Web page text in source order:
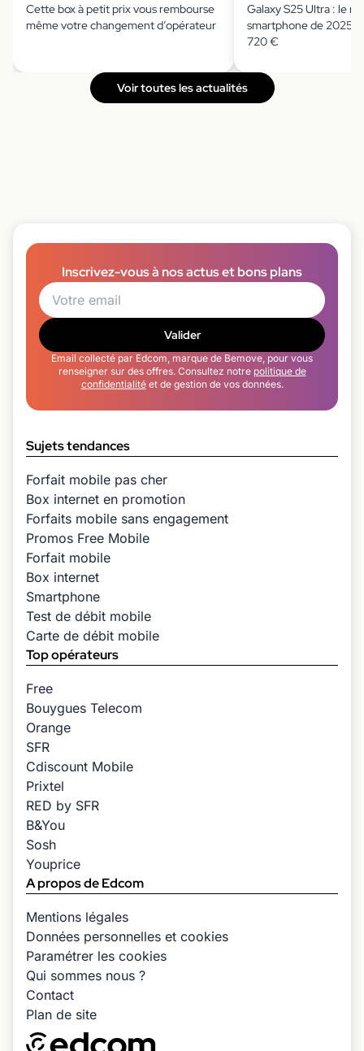
Cette box à petit prix vous rembourse
même votre changement d’opérateur
Galaxy S25 Ultra : le
smartphone de 2025
720 €
Voir toutes les actualités
Inscrivez-vous à nos actus et bons plans
Valider
Email collecté par Edcom, marque de Bemove, pour vous
renseigner sur des offres. Consultez notre politique de
confidentialitéet de gestion de vos données.
Sujets tendances
Forfait mobile pas cher
Box internet en promotion
Forfaits mobile sans engagement
Promos Free Mobile
Forfait mobile
Box internet
Smartphone
Test de débit mobile
Carte de débit mobile
Top opérateurs
Free
Bouygues Telecom
Orange
SFR
Cdiscount Mobile
Prixtel
RED by SFR
B&You
Sosh
Youprice
A propos de Edcom
Mentions légales
Données personnelles et cookies
Paramétrer les cookies
Qui sommes nous ?
Contact
Plan de site